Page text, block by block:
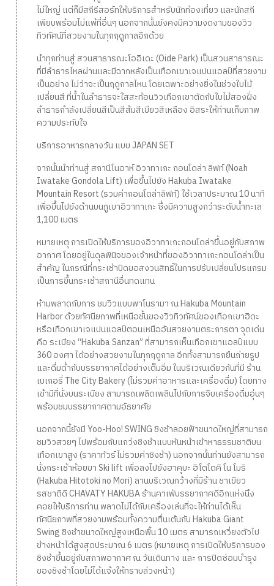
ไม่ใหญ่ แต่ก็มีสกีรีสอร์ทให้บริการสำหรับนักท่องเที่ยว และนักสกี
เพียบพร้อมไม่แพ้ที่อื่นๆ นอกจากนั้นยังคงมีความงดงามของวิว
ทิวทัศน์ที่สวยงามในทุกฤดูกาลอีกด้วย
นำทุกท่านสู่ สวนสาธารณะโออิเดะ (Oide Park) เป็นสวนสาธารณะ
ที่มีลำธารไหลผ่านและมีฉากหลังเป็นเทือกเขาเจแปนแอลป์ที่สวยงาม
เป็นอย่าง ไม่ว่าจะเป็นฤดูกาลไหน โดยเฉพาะอย่างยิ่งในช่วงใบไม้
เปลี่ยนสี ที่น้ำในลำธารจะใสสะท้อนวิวเทือกเขาตัดกับใบไม้สองฝั่ง
ลำธารกำลังเปลี่ยนสีเป็นสีส้มสีเขียวสีเหลือง อิสระให้ท่านเก็บภาพ
ความประทับใจ
บริการอาหารกลางวัน แบบ JAPAN SET
จากนั้นนำท่านสู่ สถานีโนอาห์ อิวาทาเกะ กอนโดล่า ลิฟท์ (Noah
Iwatake Gondola Lift) เพื่อขึ้นไปยัง Hakuba Iwatake
Mountain Resort (รวมค่ากอนโดล่าลิฟท์) ใช้เวลาประมาณ 10 นาที
เพื่อขึ้นไปยังด้านบนภูเขาอิวาทาเกะ ซึ่งมีความสูงกว่าระดับน้ำทะเล
1,100 เมตร
หมายเหตุ การเปิดให้บริการของอิวาทาเกะกอนโดล่าขึ้นอยู่กับสภาพ
อากาศ โดยอยู่ในดุลพินิจของเจ้าหน้าที่ของอิวาทาเกะกอนโดล่าเป็น
สำคัญ ในกรณีที่กระเช้าปิดขอสงวนสิทธิ์ในการปรับเปลี่ยนโปรแกรม
เป็นการขึ้นกระเช้าสถานีอื่นทดแทน
ห้ามพลาดกับการ ชมวิวแบบพาโนรามา ณ Hakuba Mountain
Harbor ด้วยทัศนียภาพที่เหนือชั้นของวิวทิวทัศน์ของเทือกเขาฮิดะ
หรือเทือกเขาเจแปนแอลป์ตอนเหนืออันสวยงามตระการตา จุดเด่น
คือ ระเบียง “Hakuba Sanzan” ที่สามารถเห็นเทือกเขาแอลป์แบบ
360 องศา ได้อย่างสวยงามในทุกฤดูกาล อีกทั้งสามารถยืนถ่ายรูป
และดื่มด่ำกับบรรยากาศได้อย่างเต็มอิ่ม ในบริเวณเดียวกันที่มี ร้าน
เบเกอรี่ The City Bakery (ไม่รวมค่าอาหารและเครื่องดื่ม) โดยทาง
เข้ามีที่นั่งบนระเบียง สามารถเพลิดเพลินไปกับการจิบเครื่องดื่มอุ่นๆ
พร้อมชมบรรยากาศตามอัธยาศัย
นอกจากนี้ยังมี Yoo-Hoo! SWING ชิงช้าลอยฟ้าขนาดใหญ่ที่สามารถ
ชมวิวสวยๆ ไปพร้อมกับแกว่งชิงช้าแบบหันหน้าเข้าหาธรรมชาติบน
เทือกเขาสูง (ราคาทัวร์ไม่รวมค่าชิงช้า) นอกจากนั้นท่านยังสามารถ
นั่งกระเช้าห้อยขา Ski lift เพื่อลงไปยังฮาคุบะ ฮิโตโตคิ โน โมริ
(Hakuba Hitotoki no Mori) ลานบริเวณกว้างที่มีร้าน ชาเขียว
รสชาติดี CHAVATY HAKUBA ร้านคาเฟ่บรรยากาศดีอีกแห่งนึง
คอยให้บริการท่าน พลาดไม่ได้กับเครื่องเล่นที่จะให้ท่านได้เห็น
ทัศนียภาพที่สวยงามพร้อมทั้งความตื่นเต้นกับ Hakuba Giant
Swing ชิงช้าขนาดใหญ่สูงเหนือพื้น 10 เมตร สามารถเหวี่ยงตัวไป
ข้างหน้าได้สูงสุดประมาณ 6 เมตร (หมายเหตุ การเปิดให้บริการของ
ชิงช้าขึ้นอยู่กับสภาพอากาศ ณ วันเดินทาง และ การปิดซ่อมบำรุง
ของชิงช้าโดยไม่ได้แจ้งให้ทราบล่วงหน้า)